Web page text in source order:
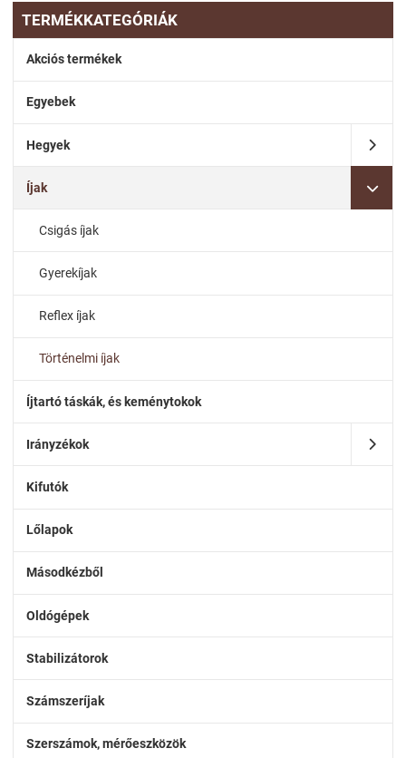
TERMÉKKATEGÓRIÁK
Akciós termékek
Egyebek
Hegyek
Íjak
Csigás íjak
Gyerekíjak
Reflex íjak
Történelmi íjak
Íjtartó táskák, és keménytokok
Irányzékok
Kifutók
Lőlapok
Másodkézből
Oldógépek
Stabilizátorok
Számszeríjak
Szerszámok, mérőeszközök